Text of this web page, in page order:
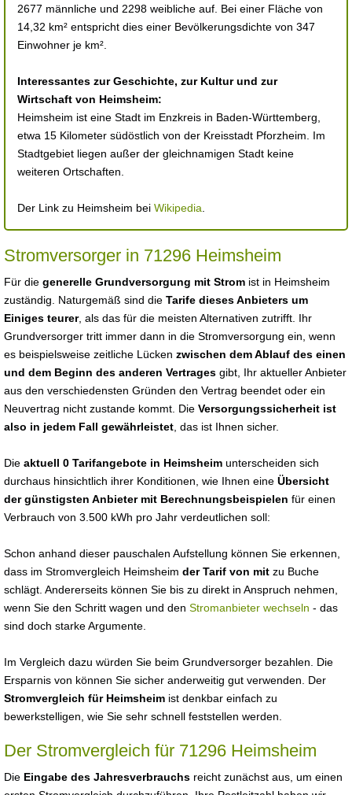
2677 männliche und 2298 weibliche auf. Bei einer Fläche von
14,32 km² entspricht dies einer Bevölkerungsdichte von 347
Einwohner je km².
Interessantes zur Geschichte, zur Kultur und zur
Wirtschaft von Heimsheim:
Heimsheim ist eine Stadt im Enzkreis in Baden-Württemberg,
etwa 15 Kilometer südöstlich von der Kreisstadt Pforzheim. Im
Stadtgebiet liegen außer der gleichnamigen Stadt keine
weiteren Ortschaften.
Der Link zu Heimsheim bei Wikipedia
Stromversorger in 71296 Heimsheim
Für die generelle Grundversorgung mit Strom ist in Heimsheim
zuständig. Naturgemäß sind die Tarife dieses Anbieters um
Einiges teurer, als das für die meisten Alternativen zutrifft. Ihr
Grundversorger tritt immer dann in die Stromversorgung ein, wenn
es beispielsweise zeitliche Lücken zwischen dem Ablauf des einen
und dem Beginn des anderen Vertrages gibt, Ihr aktueller Anbieter
aus den verschiedensten Gründen den Vertrag beendet oder ein
Neuvertrag nicht zustande kommt. Die Versorgungssicherheit ist
also in jedem Fall gewährleistet , das ist Ihnen sicher.
Die aktuell 0 Tarifangebote in Heimsheim unterscheiden sich
durchaus hinsichtlich ihrer Konditionen, wie Ihnen eine Übersicht
der günstigsten Anbieter mit Berechnungsbeispielen für einen
Verbrauch von 3.500 kWh pro Jahr verdeutlichen soll:
Schon anhand dieser pauschalen Aufstellung können Sie erkennen,
dass im Stromvergleich Heimsheim der Tarif von mit zu Buche
schlägt. Andererseits können Sie bis zu direkt in Anspruch nehmen,
wenn Sie den Schritt wagen und den Stromanbieter wechseln - das
sind doch starke Argumente.
Im Vergleich dazu würden Sie beim Grundversorger bezahlen. Die
Ersparnis von können Sie sicher anderweitig gut verwenden. Der
Stromvergleich für Heimsheim ist denkbar einfach zu
bewerkstelligen, wie Sie sehr schnell feststellen werden.
Der Stromvergleich für 71296 Heimsheim
Die Eingabe des Jahresverbrauchs reicht zunächst aus, um einen